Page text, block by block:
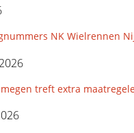
NK Wielrennen
treft extra